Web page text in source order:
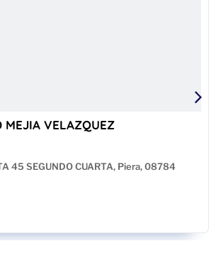
MEJIA VELAZQUEZ
45 SEGUNDO CUARTA, Piera, 08784